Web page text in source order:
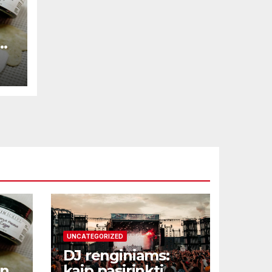
UNCATEGORIZED
DJ renginiams: